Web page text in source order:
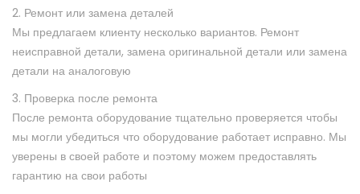
2. Ремонт или замена деталей
Мы предлагаем клиенту несколько вариантов. Ремонт
неисправной детали, замена оригинальной детали или замена
детали на аналоговую
3. Проверка после ремонта
После ремонта оборудование тщательно проверяется чтобы
мы могли убедиться что оборудование работает исправно. Мы
уверены в своей работе и поэтому можем предоставлять
гарантию на свои работы